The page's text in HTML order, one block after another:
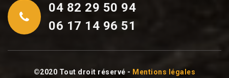
04 82 29 50 94
06 17 14 96 51
©2020 Tout droit réservé - Mentions légales